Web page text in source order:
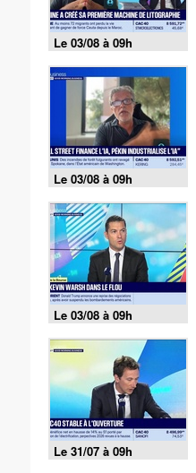
Le 03/08 à 09h
Le 03/08 à 09h
Le 03/08 à 09h
Le 31/07 à 09h